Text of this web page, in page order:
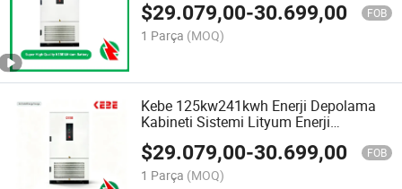
$29.079,00-30.699,00 FOB
1 Parça (MOQ)
Kebe 125kw241kwh Enerji Depolama
Kabineti Sistemi Lityum Enerji
Bataryası
$29.079,00-30.699,00 FOB
1 Parça (MOQ)